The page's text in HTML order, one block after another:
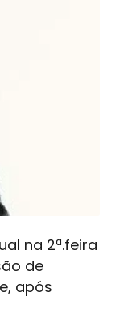
na 2ª.feira
de
após